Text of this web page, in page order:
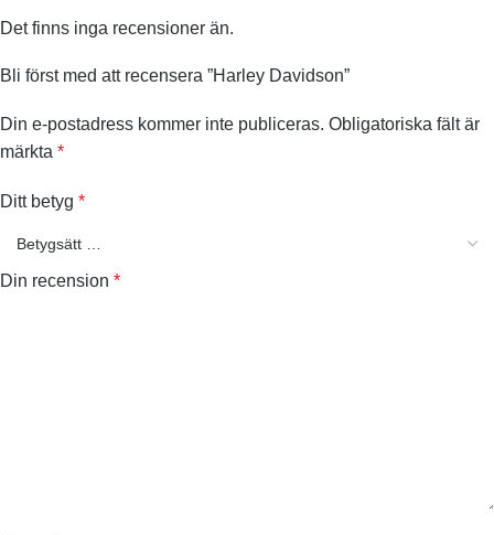
Det finns inga recensioner än.
Bli först med att recensera ”Harley Davidson”
Din e-postadress kommer inte publiceras. Obligatoriska fält är
märkta *
Ditt betyg *
Din recension *